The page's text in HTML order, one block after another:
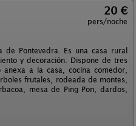
20 €
pers/noche
de Pontevedra. Es una casa rural
y decoración. Dispone de tres
a la casa, cocina comedor,
frutales, rodeada de montes,
mesa de Ping Pon, dardos,